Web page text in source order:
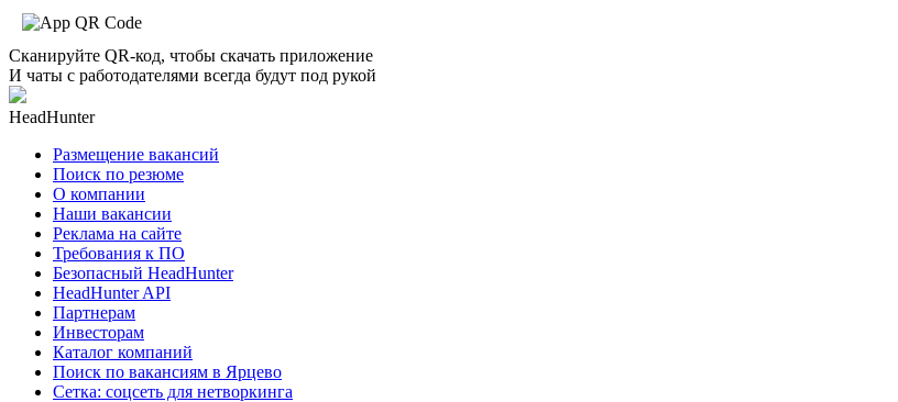
Сканируйте QR-код, чтобы скачать приложение
И чаты с работодателями всегда будут под рукой
HeadHunter
Размещение вакансий
Поиск по резюме
О компании
Наши вакансии
Реклама на сайте
Требования к ПО
Безопасный HeadHunter
HeadHunter API
Партнерам
Инвесторам
Каталог компаний
Поиск по вакансиям в Ярцево
Сетка: соцсеть для нетворкинга